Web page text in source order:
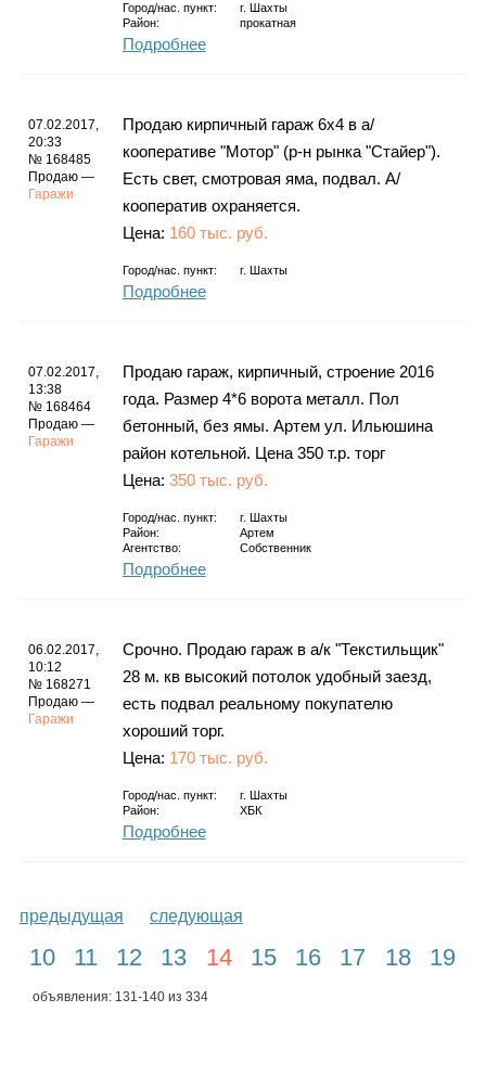
Город/нас. пункт: г.
Шахты
Район:
прокатная
Подробнее
07.02.2017,
20:33
№ 168485
Продаю —
Гаражи
Продаю кирпичный гараж 6х4 в а/
кооперативе "Мотор" (р-н рынка "Стайер").
Есть свет, смотровая яма, подвал. А/
кооператив охраняется.
Цена: 160 тыс. руб.
Город/нас. пункт: г. Шахты
Подробнее
07.02.2017,
13:38
№ 168464
Продаю —
Гаражи
Продаю гараж, кирпичный, строение 2016
года. Размер 4*6 ворота металл. Пол
бетонный, без ямы. Артем ул. Ильюшина
район котельной. Цена 350 т.р. торг
Цена: 350 тыс. руб.
Город/нас. пункт: г.
Шахты
Район:
Артем
Агентство:
Собственник
Подробнее
06.02.2017,
10:12
№ 168271
Продаю —
Гаражи
Срочно. Продаю гараж в а/к "Текстильщик"
28 м. кв высокий потолок удобный заезд,
есть подвал реальному покупателю
хороший торг.
Цена: 170 тыс. руб.
Город/нас. пункт: г.
Шахты
Район:
ХБК
Подробнее
предыдущая следующая
10 11 12 13 14 15 16 17 18 19
объявления: 131-140 из 334